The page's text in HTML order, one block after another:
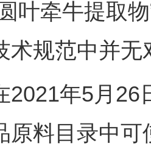
叶牵牛提取
术规范中并
年5月26日
原料目录中